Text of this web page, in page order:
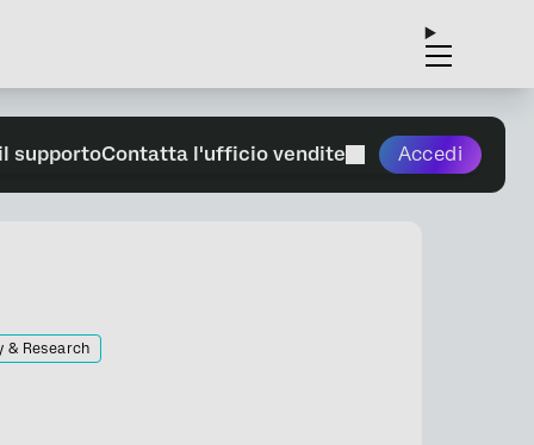
supportoContatta l'ufficio vendite Accedi
& Research